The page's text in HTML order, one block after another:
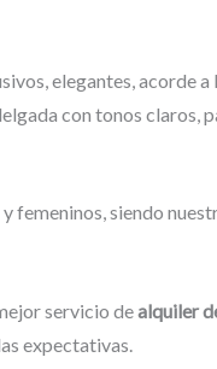
elegantes, acorde a
con tonos claros,
femeninos, siendo
servicio dealquiler
expectativas.